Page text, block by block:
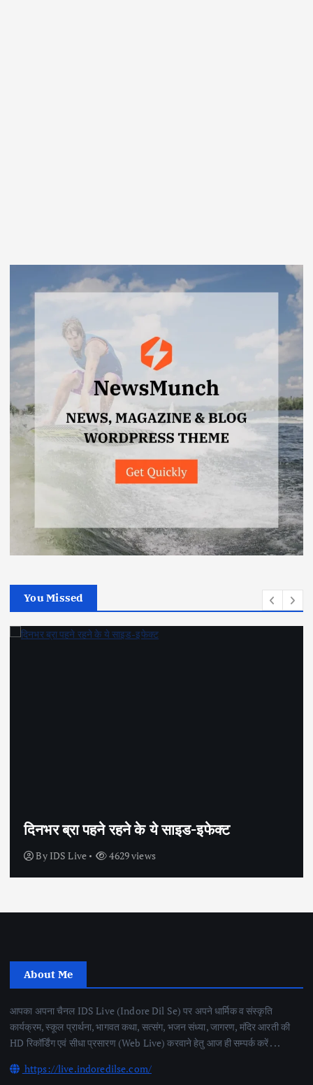
You Missed
सेक्स के अलावा भी कंडोम का उपयोग है?
ByIDS Live
About Me
आपका अपना चैनल IDS Live (Indore Dil Se) पर अपने धार्मिक व संस्कृति
कार्यक्रम, स्कूल प्रार्थना, भागवत कथा, सत्संग, भजन संध्या, जागरण, मंदिर आरती की
HD रिकॉर्डिंग एवं सीधा प्रसारण (Web Live) करवाने हेतु आज ही सम्पर्क करें . . .
https://live.indoredilse.com/